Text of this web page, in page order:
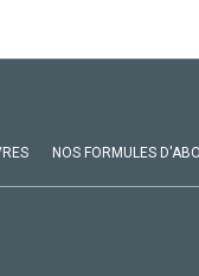
NOS FORMULES